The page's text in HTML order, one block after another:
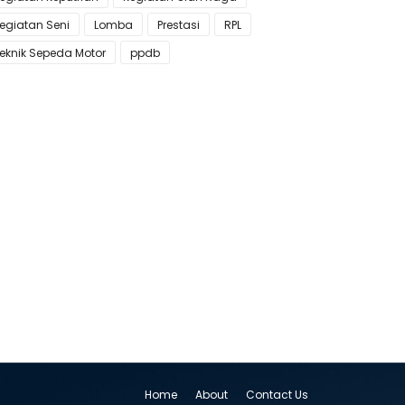
Seni
Lomba Prestasi
RPL
Sepeda Motor
ppdb
Home About Contact Us